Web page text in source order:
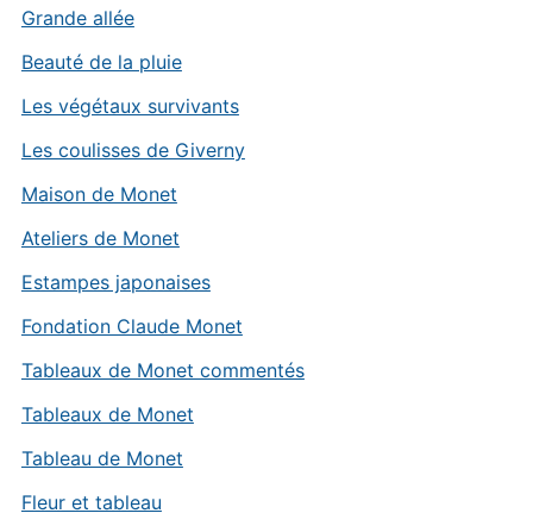
Grande allée
Beauté de la pluie
Les végétaux survivants
Les coulisses de Giverny
Maison de Monet
Ateliers de Monet
Estampes japonaises
Fondation Claude Monet
Tableaux de Monet commentés
Tableaux de Monet
Tableau de Monet
Fleur et tableau